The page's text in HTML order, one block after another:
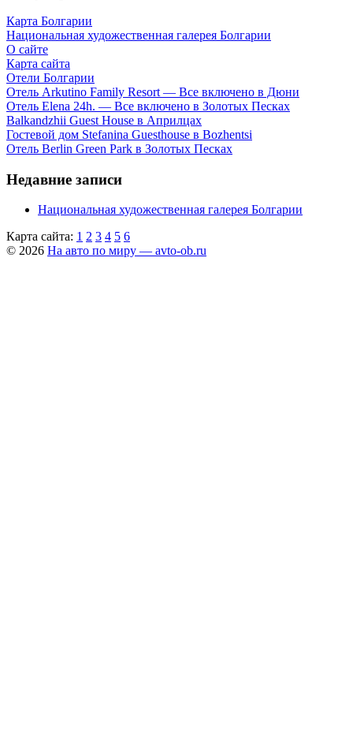
Карта Болгарии
Национальная художественная галерея Болгарии
О сайте
Карта сайта
Отели Болгарии
Отель Arkutino Family Resort — Все включено в Дюни
Отель Elena 24h. — Все включено в Золотых Песках
Balkandzhii Guest House в Априлцах
Гостевой дом Stefanina Guesthouse в Bozhentsi
Отель Berlin Green Park в Золотых Песках
Недавние записи
Национальная художественная галерея Болгарии
Карта сайта: 1 2 3 4 5 6
© 2026 На авто по миру — avto-ob.ru